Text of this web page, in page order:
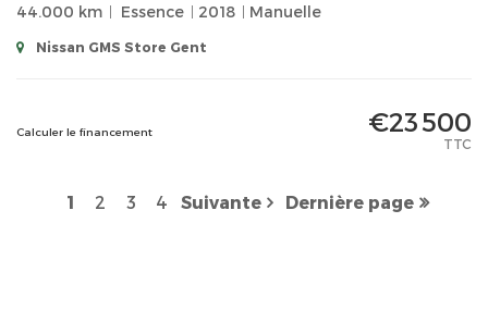
44.000 km
Essence 2018 Manuelle
Nissan GMS Store Gent
Calculer le financement €23 500
TTC
1 2 3 4 Suivante Dernière page